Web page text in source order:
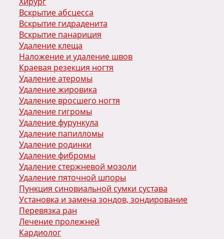
Вскрытие абсцесса
Вскрытие гидраденита
Вскрытие панариция
Удаление клеща
Наложение и удаление швов
Краевая резекция ногтя
Удаление атеромы
Удаление жировика
Удаление вросшего ногтя
Удаление гигромы
Удаление фурункула
Удаление папилломы
Удаление родинки
Удаление фибромы
Удаление стержневой мозоли
Удаление пяточной шпоры
Пункция синовиальной сумки сустава
Установка и замена зондов, зондирование
Перевязка ран
Лечение пролежней
Кардиолог